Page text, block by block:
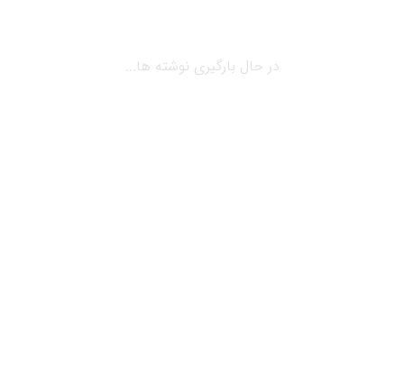
در حال بارگیری نوشته ها...